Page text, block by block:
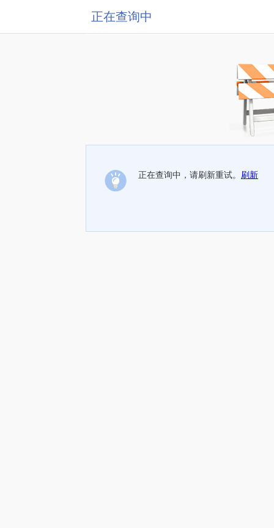
正在查询中
正在查询中，请刷新重试。 刷新